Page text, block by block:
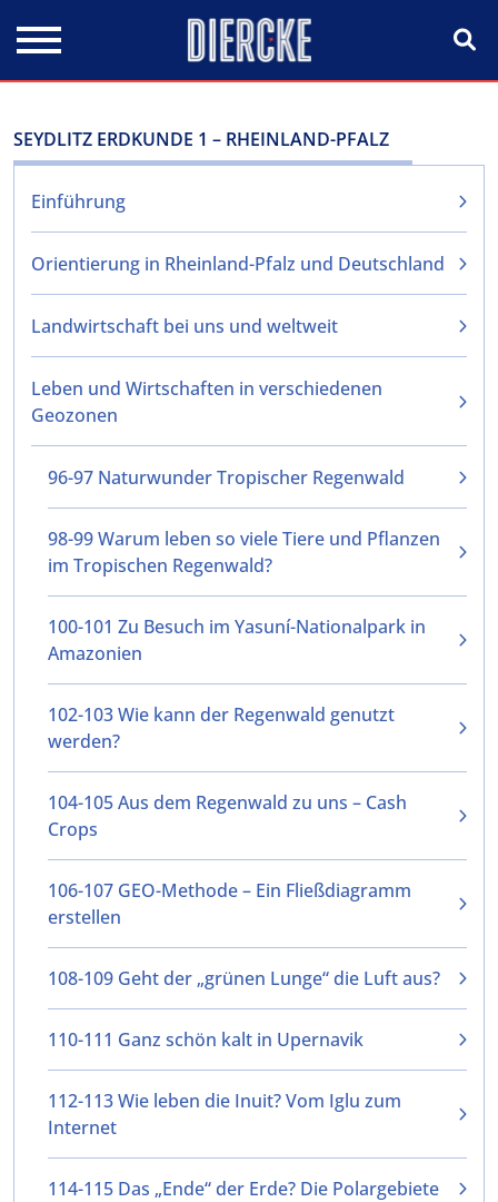
SEYDLITZ ERDKUNDE 1 – RHEINLAND-PFALZ
Einführung
Orientierung in Rheinland-Pfalz und Deutschland
Landwirtschaft bei uns und weltweit
Leben und Wirtschaften in verschiedenen
Geozonen
96-97 Naturwunder Tropischer Regenwald
98-99 Warum leben so viele Tiere und Pflanzen
im Tropischen Regenwald?
100-101 Zu Besuch im Yasuní-Nationalpark in
Amazonien
102-103 Wie kann der Regenwald genutzt
werden?
104-105 Aus dem Regenwald zu uns – Cash
Crops
106-107 GEO-Methode – Ein Fließdiagramm
erstellen
108-109 Geht der „grünen Lunge“ die Luft aus?
110-111 Ganz schön kalt in Upernavik
112-113 Wie leben die Inuit? Vom Iglu zum
Internet
114-115 Das „Ende“ der Erde? Die Polargebiete